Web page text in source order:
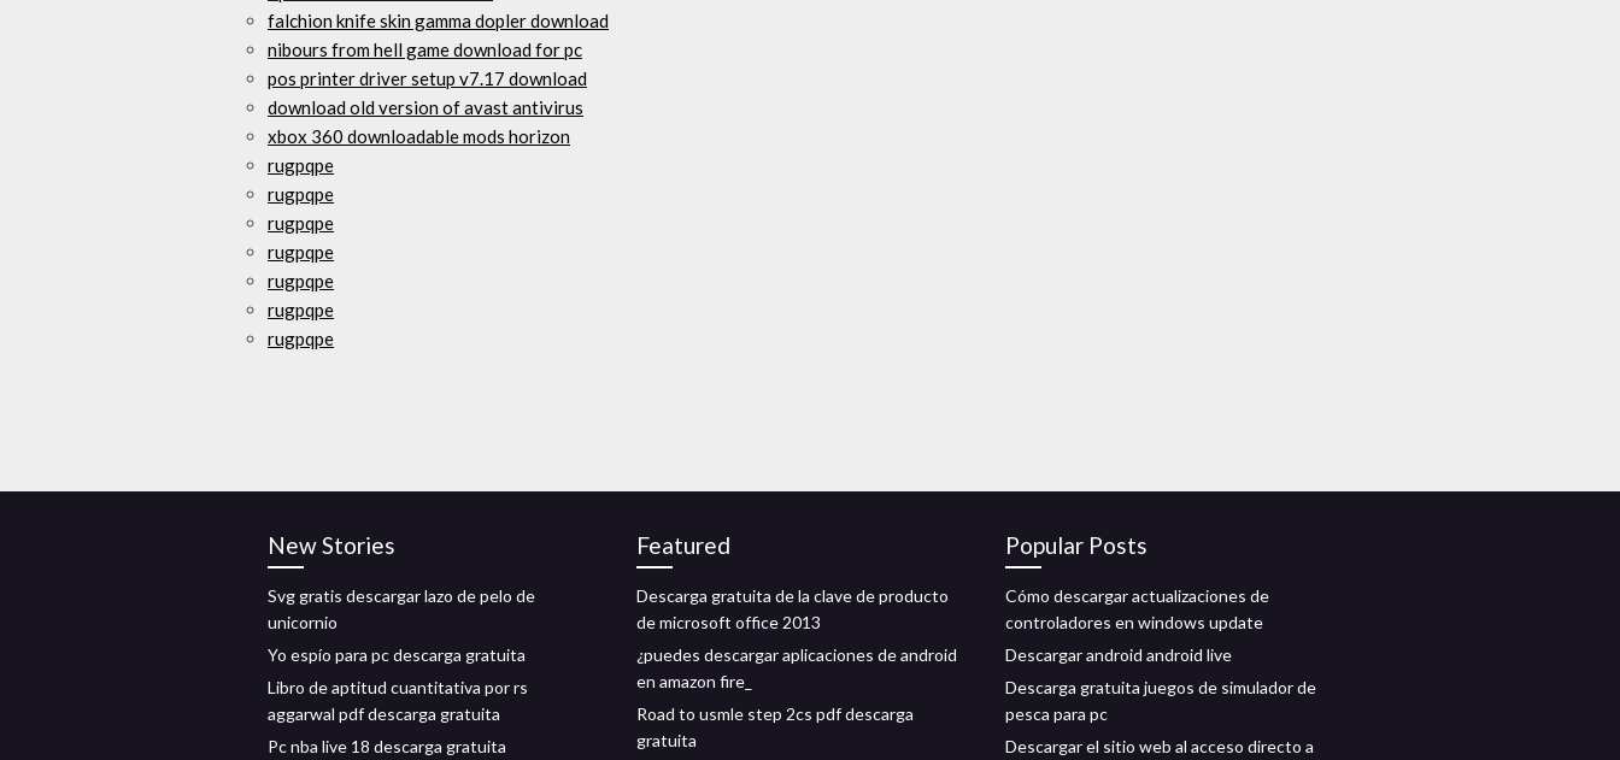
falchion knife skin gamma dopler download
nibours from hell game download for pc
pos printer driver setup v7.17 download
download old version of avast antivirus
xbox 360 downloadable mods horizon
rugpqpe
rugpqpe
rugpqpe
rugpqpe
rugpqpe
rugpqpe
rugpqpe
New Stories
Svg gratis descargar lazo de pelo de
unicornio
Yo espío para pc descarga gratuita
Libro de aptitud cuantitativa por rs
aggarwal pdf descarga gratuita
Pc nba live 18 descarga gratuita
Featured
Descarga gratuita de la clave de producto
de microsoft office 2013
¿puedes descargar aplicaciones de android
en amazon fire_
Road to usmle step 2cs pdf descarga
gratuita
Popular Posts
Cómo descargar actualizaciones de
controladores en windows update
Descargar android android live
Descarga gratuita juegos de simulador de
pesca para pc
Descargar el sitio web al acceso directo a